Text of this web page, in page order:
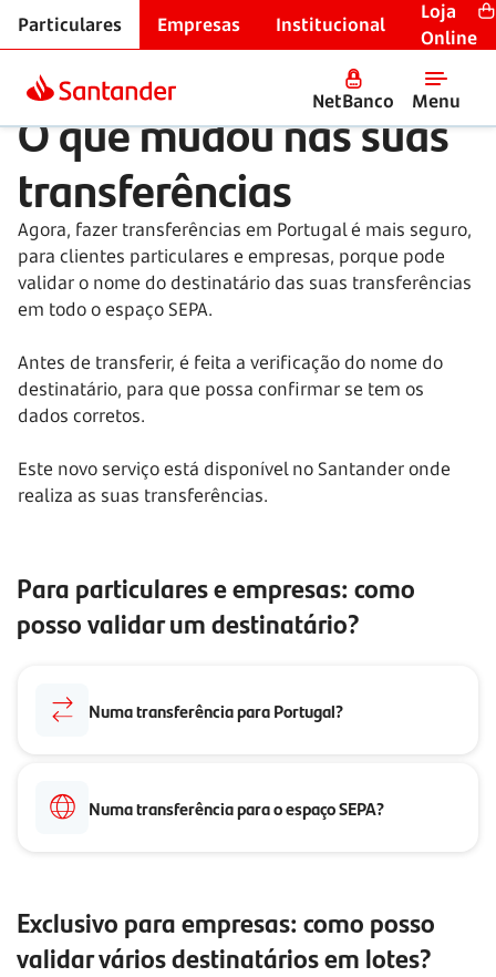
Particulares Empresas Institucional
Loja
Online
NetBanco Menu
Campanhas
O que mudou nas suas
transferências
Agora, fazer transferências em Portugal é mais seguro,
para clientes particulares e empresas, porque pode
validar o nome do destinatário das suas transferências
em todo o espaço SEPA.
Antes de transferir, é feita a verificação do nome do
destinatário, para que possa confirmar se tem os
dados corretos.
Este novo serviço está disponível no Santander onde
realiza as suas transferências.
Para particulares e empresas: como
posso validar um destinatário?
Numa transferência para Portugal?
Numa transferência para o espaço SEPA?
Exclusivo para empresas: como posso
validar vários destinatários em lotes?